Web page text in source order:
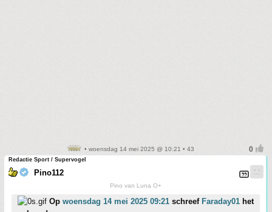
• woensdag 14 mei 2025 @ 10:21 • 43
Redactie Sport / Supervogel
Pino112
Pino van Luna O+
Op woensdag 14 mei 2025 09:21 schreef Faraday01 het